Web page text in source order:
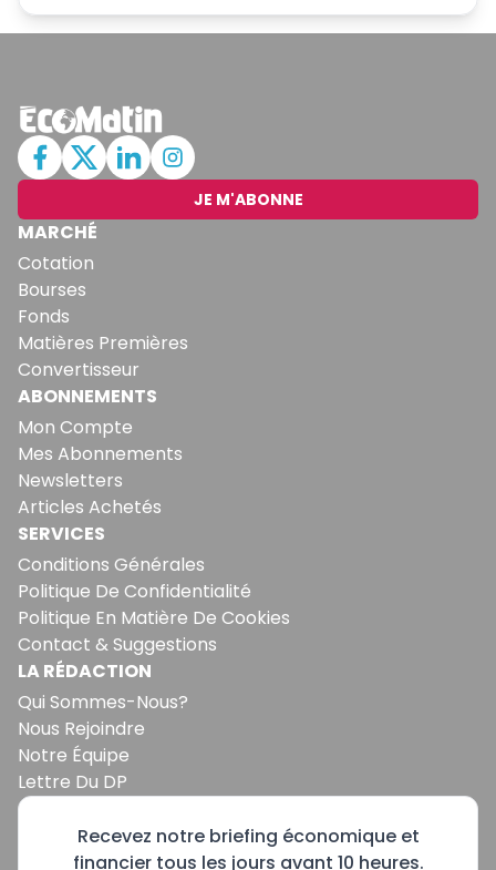
JE M'ABONNE
MARCHÉ
Cotation
Bourses
Fonds
Matières Premières
Convertisseur
ABONNEMENTS
Mon Compte
Mes Abonnements
Newsletters
Articles Achetés
SERVICES
Conditions Générales
Politique De Confidentialité
Politique En Matière De Cookies
Contact & Suggestions
LA RÉDACTION
Qui Sommes-Nous?
Nous Rejoindre
Notre Équipe
Lettre Du DP
Recevez notre briefing économique et
financier tous les jours avant 10 heures.